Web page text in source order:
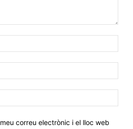
web:
correu electrònic i el lloc web